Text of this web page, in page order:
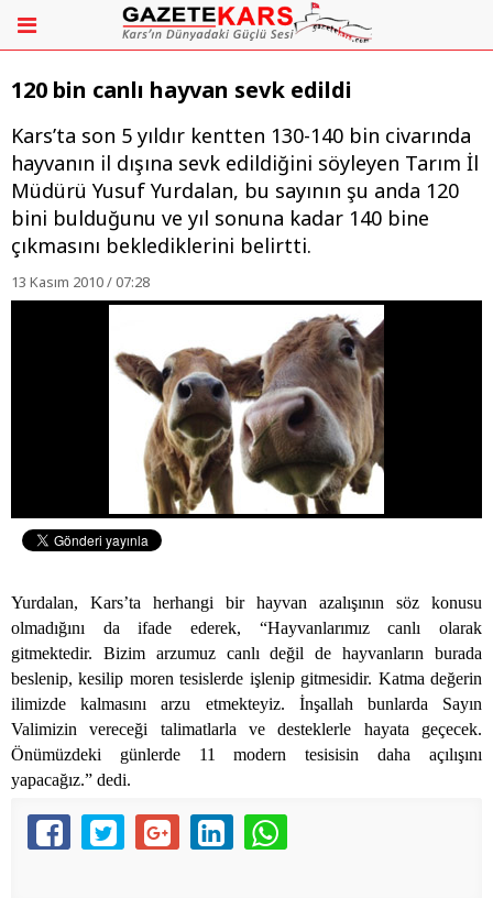
120 bin canlı hayvan sevk edildi
Kars’ta son 5 yıldır kentten 130-140 bin civarında
hayvanın il dışına sevk edildiğini söyleyen Tarım İl
Müdürü Yusuf Yurdalan, bu sayının şu anda 120
bini bulduğunu ve yıl sonuna kadar 140 bine
çıkmasını beklediklerini belirtti.
13 Kasım 2010 / 07:28
Yurdalan, Kars’ta herhangi bir hayvan azalışının söz konusu
olmadığını da ifade ederek, “Hayvanlarımız canlı olarak
gitmektedir. Bizim arzumuz canlı değil de hayvanların burada
beslenip, kesilip moren tesislerde işlenip gitmesidir. Katma değerin
ilimizde kalmasını arzu etmekteyiz. İnşallah bunlarda Sayın
Valimizin vereceği talimatlarla ve desteklerle hayata geçecek.
Önümüzdeki günlerde 11 modern tesisisin daha açılışını
yapacağız.” dedi.